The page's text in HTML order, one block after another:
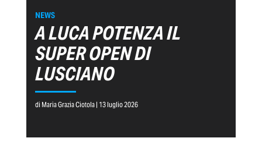
NEWS
A LUCA POTENZA IL
SUPER OPEN DI
LUSCIANO
di Maria Grazia Ciotola | 13 luglio 2026